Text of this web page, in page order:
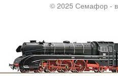
© 2025 Семафор -